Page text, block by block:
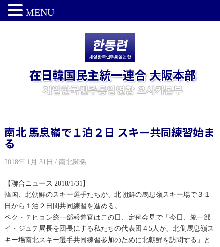
南北 馬息嶺で１泊２日 スキー共同練習始ま
る
2018年 1月 31日 / 南北関係
【聯合ニュース 2018/1/31】
韓国、北朝鮮のスキー選手たちが、北朝鮮の馬息嶺スキー場で３１
日から１泊２日間共同練習を進める。
ペク・テヒョン統一部報道官はこの日、定例会見で「今日、統一部
イ・ジュテ局長を団長にする私たちの代表団４5人が、北側馬息嶺ス
キー場南北スキー選手共同練習参加のために北朝鮮を訪問する」と
MENU